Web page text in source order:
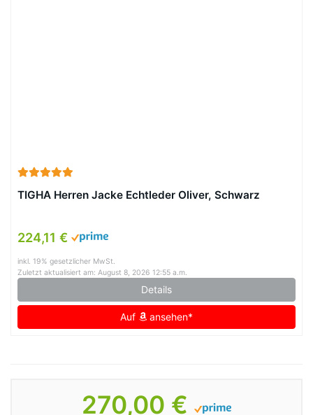
TIGHA Herren Jacke Echtleder Oliver, Schwarz
224,11 €
inkl. 19% gesetzlicher MwSt.
Zuletzt aktualisiert am: August 8, 2026 12:55 a.m.
Details
Auf ansehen*
270,00 €